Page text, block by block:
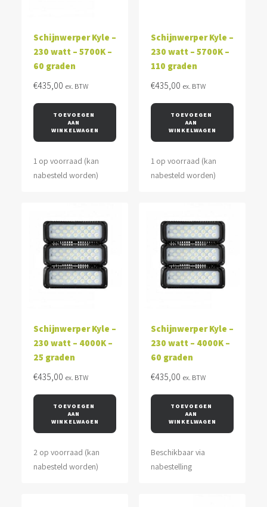
Schijnwerper Kyle –
230 watt – 5700K –
60 graden
€435,00 ex. BTW
TOEVOEGEN
AAN
WINKELWAGEN
1 op voorraad (kan
nabesteld worden)
Schijnwerper Kyle –
230 watt – 5700K –
110 graden
€435,00 ex. BTW
TOEVOEGEN
AAN
WINKELWAGEN
1 op voorraad (kan
nabesteld worden)
Schijnwerper Kyle –
230 watt – 4000K –
25 graden
€435,00 ex. BTW
TOEVOEGEN
AAN
WINKELWAGEN
2 op voorraad (kan
nabesteld worden)
Schijnwerper Kyle –
230 watt – 4000K –
60 graden
€435,00 ex. BTW
TOEVOEGEN
AAN
WINKELWAGEN
Beschikbaar via
nabestelling